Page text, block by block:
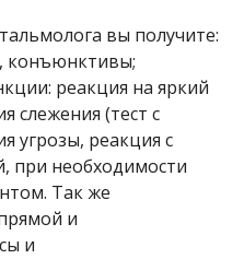
вы получите:
конъюнктивы;
реакция на яркий
слежения (тест с
угрозы, реакция с
при необходимости
Так же
и
и